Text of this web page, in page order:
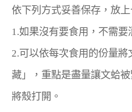
依下列方式妥善保存，放上
1.如果沒有要食用，不需要
2.可以依每次食用的份量
藏」，重點是盡量讓文蛤
將殼打開。